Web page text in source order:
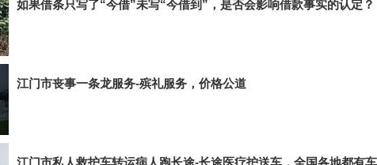
如果借条只写了“今借”未写“今借到”，是否会影响借款事实的认定？
江门市丧事一条龙服务-殡礼服务，价格公道
江门市私人救护车转运病人跑长途-长途医疗护送车，全国各地都有车